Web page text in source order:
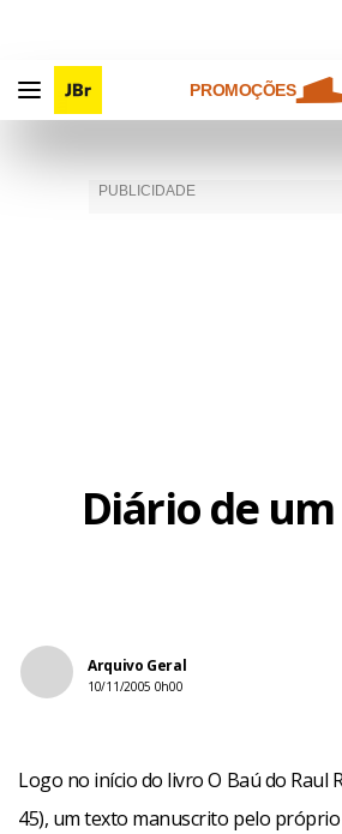
PROMOÇÕES
Diário de
Arquivo Geral
10/11/2005 0h00
Logo no início do livro O Baú do Raul
45), um texto manuscrito pelo próprio